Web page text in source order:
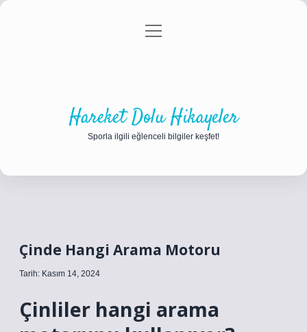
Gizlilik Politikası
menüyü
Hareket Dolu Hikayeler
Sporla ilgili eğlenceli bilgiler keşfet!
Çinde Hangi Arama Motoru
Tarih: Kasım 14, 2024
Çinliler hangi arama